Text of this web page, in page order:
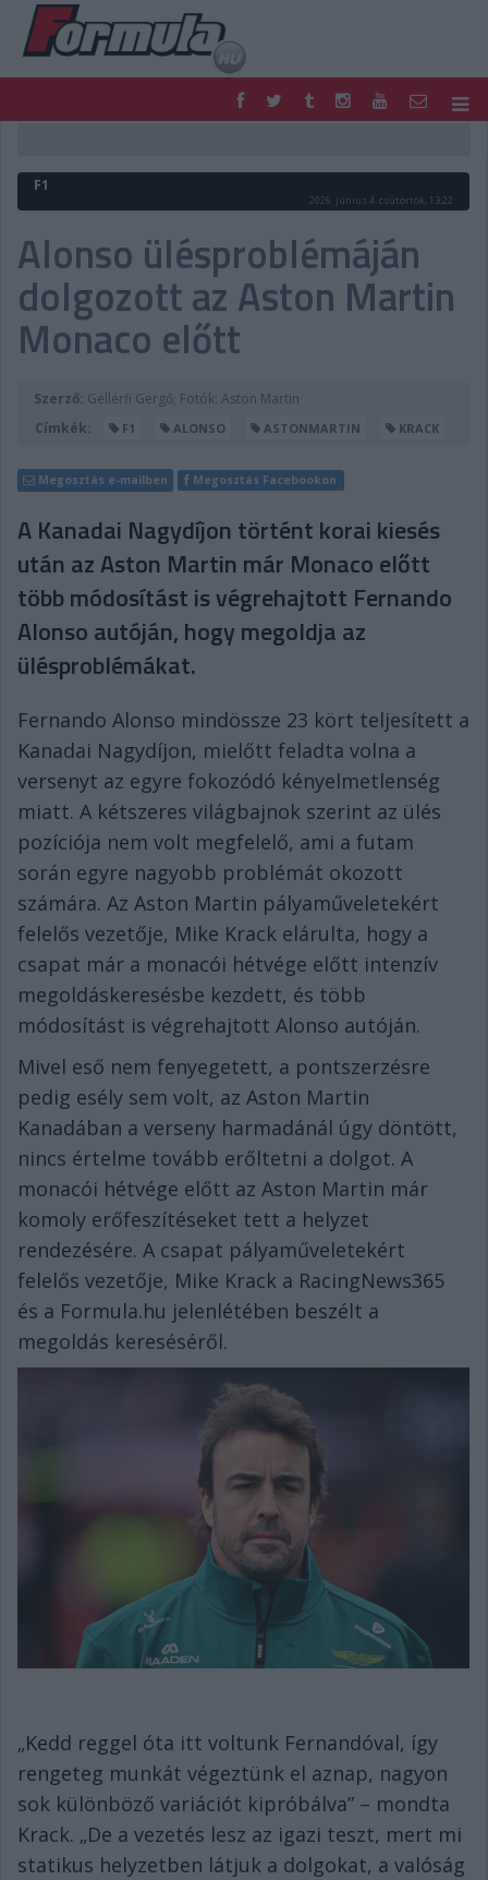
FORMULA
MOTOR
PODCAST
SHOP
LIVE
TIPPJÁTÉK
DIGITÁLIS MAGAZIN
PONTÁLLÁSOK
VERSENYNAPTÁRAK
F1
2026. június 4. csütörtök, 13:22
Alonso ülésproblémáján
dolgozott az Aston Martin
Monaco előtt
Szerző: Gellérfi Gergő; Fotók: Aston Martin
Címkék:
F1 ALONSO ASTONMARTIN KRACK
Megosztás e-mailben Megosztás Facebookon
A Kanadai Nagydíjon történt korai kiesés
után az Aston Martin már Monaco előtt
több módosítást is végrehajtott Fernando
Alonso autóján, hogy megoldja az
ülésproblémákat.
Fernando Alonso mindössze 23 kört teljesített a
Kanadai Nagydíjon, mielőtt feladta volna a
versenyt az egyre fokozódó kényelmetlenség
miatt. A kétszeres világbajnok szerint az ülés
pozíciója nem volt megfelelő, ami a futam
során egyre nagyobb problémát okozott
számára. Az Aston Martin pályaműveletekért
felelős vezetője, Mike Krack elárulta, hogy a
csapat már a monacói hétvége előtt intenzív
megoldáskeresésbe kezdett, és több
módosítást is végrehajtott Alonso autóján.
Mivel eső nem fenyegetett, a pontszerzésre
pedig esély sem volt, az Aston Martin
Kanadában a verseny harmadánál úgy döntött,
nincs értelme tovább erőltetni a dolgot. A
monacói hétvége előtt az Aston Martin már
komoly erőfeszítéseket tett a helyzet
rendezésére. A csapat pályaműveletekért
felelős vezetője, Mike Krack a RacingNews365
és a Formula.hu jelenlétében beszélt a
megoldás kereséséről.
„Kedd reggel óta itt voltunk Fernandóval, így
rengeteg munkát végeztünk el aznap, nagyon
sok különböző variációt kipróbálva” – mondta
Krack. „De a vezetés lesz az igazi teszt, mert mi
statikus helyzetben látjuk a dolgokat, a valóság